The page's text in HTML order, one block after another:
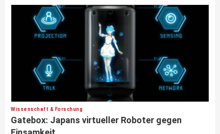
Wissenschaft & Forschung
Gatebox: Japans virtueller Roboter gegen